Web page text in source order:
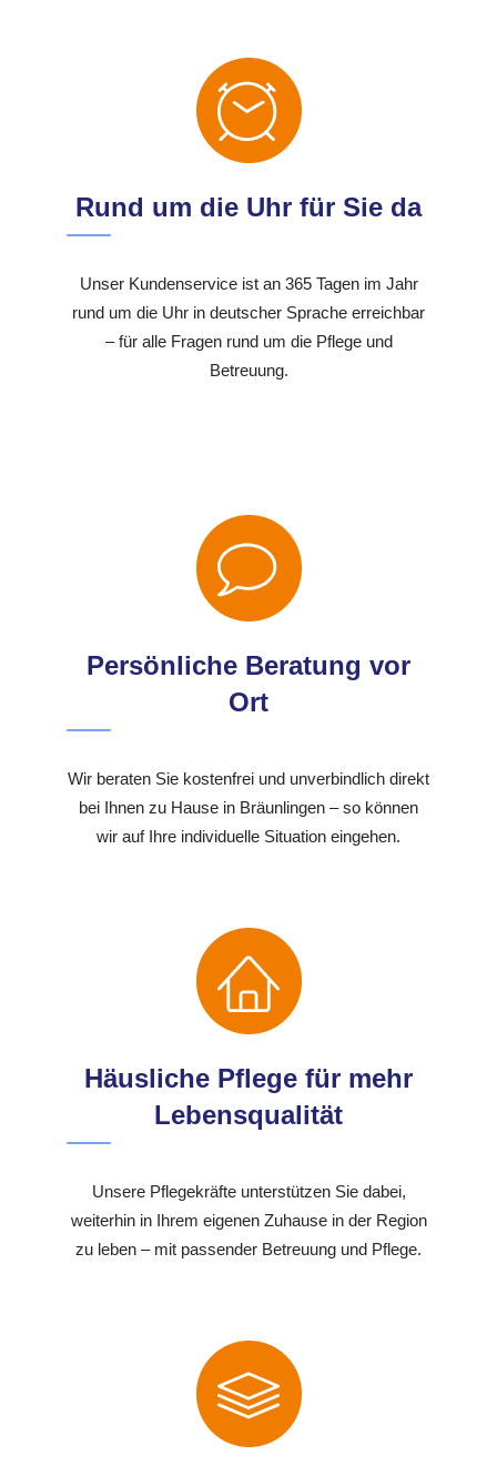
Rund um die Uhr für Sie da
Unser Kundenservice ist an 365 Tagen im Jahr
rund um die Uhr in deutscher Sprache erreichbar
– für alle Fragen rund um die Pflege und
Betreuung.
Persönliche Beratung vor
Ort
Wir beraten Sie kostenfrei und unverbindlich direkt
bei Ihnen zu Hause in Bräunlingen – so können
wir auf Ihre individuelle Situation eingehen.
Häusliche Pflege für mehr
Lebensqualität
Unsere Pflegekräfte unterstützen Sie dabei,
weiterhin in Ihrem eigenen Zuhause in der Region
zu leben – mit passender Betreuung und Pflege.